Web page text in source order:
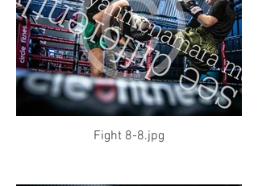
Fight 8-8.jpg